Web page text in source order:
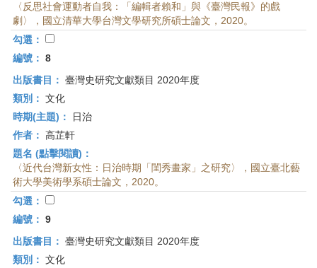
〈反思社會運動者自我：「編輯者賴和」與《臺灣民報》的戲
劇〉，國立清華大學台灣文學研究所碩士論文，2020。
勾選：
編號： 8
出版書目： 臺灣史研究文獻類目 2020年度
類別： 文化
時期(主題)：
日治
作者： 高芷軒
題名 (點擊閱讀)：
〈近代台灣新女性：日治時期「閨秀畫家」之研究〉，國立臺北藝
術大學美術學系碩士論文，2020。
勾選：
編號： 9
出版書目： 臺灣史研究文獻類目 2020年度
類別： 文化